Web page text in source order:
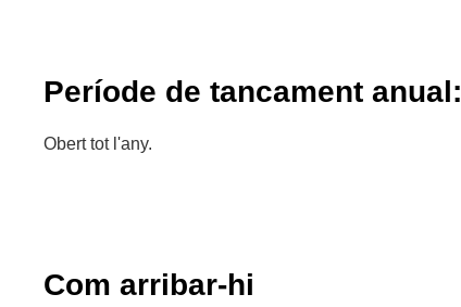
Període de tancament anual:
Obert tot l'any.
Com arribar-hi